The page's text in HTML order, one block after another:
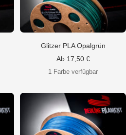
Glitzer PLA Opalgrün
Angebotspreis
Ab 17,50 €
1 Farbe verfügbar